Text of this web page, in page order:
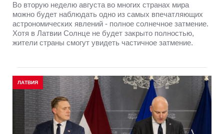
Во вторую неделю августа во многих странах мира
можно будет наблюдать одно из самых впечатляющих
астрономических явлений - полное солнечное затмение.
Хотя в Латвии Солнце не будет закрыто полностью,
жители страны смогут увидеть частичное затмение.
ЛАТВИЯ